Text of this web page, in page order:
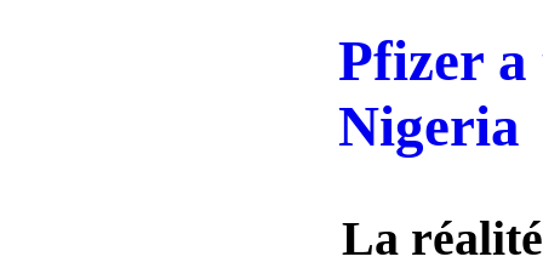
Pfizer a
Nigeria
La